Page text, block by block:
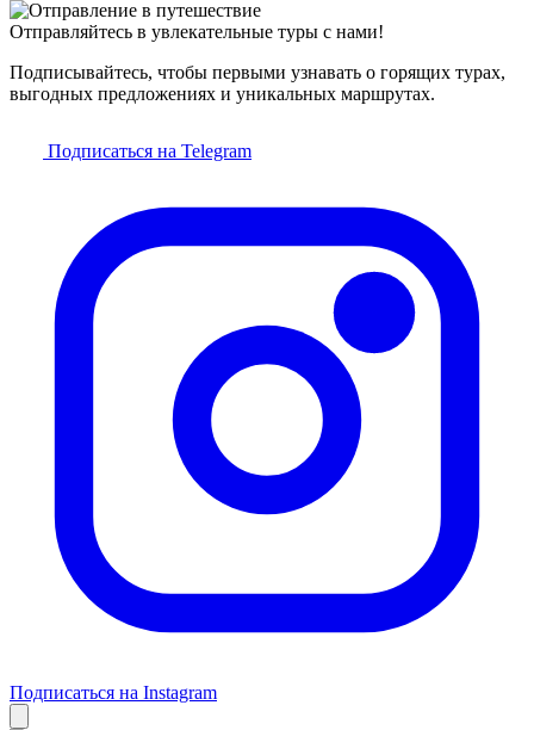
Отправляйтесь в увлекательные туры с нами!
Подписывайтесь, чтобы первыми узнавать о горящих турах,
выгодных предложениях и уникальных маршрутах.
Подписаться на Telegram
Подписаться на Instagram